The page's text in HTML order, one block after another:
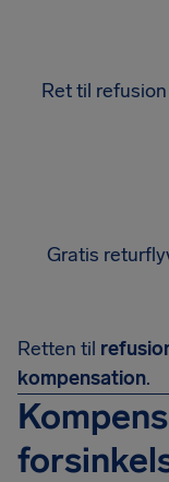
Ret til
Gratis
Retten til
kompensation.